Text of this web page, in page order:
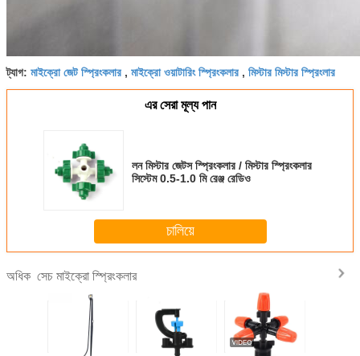
ট্যাগ: মাইক্রো জেট স্প্রিংকলার , মাইক্রো ওয়াটারিং স্প্রিংকলার , মিস্টার মিস্টার স্প্রিংলার
এর সেরা মূল্য পান
লন মিস্টার জেটস স্প্রিংকলার / মিস্টার স্প্রিংকলার
সিস্টেম 0.5-1.0 মি রেঞ্জ রেডিও
চালিয়ে
অধিক সেচ মাইক্রো স্প্রিংকলার